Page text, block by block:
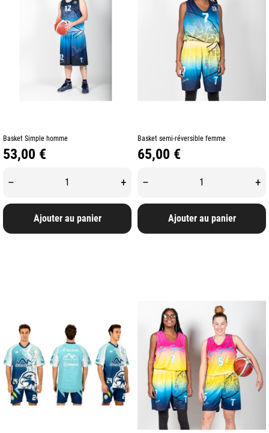
Basket Simple homme
Prix
53,00 €
– +
Ajouter au panier
Basket semi-réversible femme
Prix
65,00 €
– +
Ajouter au panier